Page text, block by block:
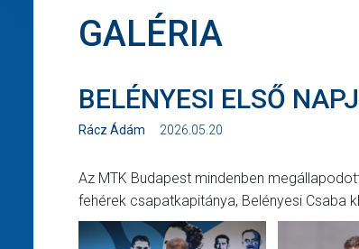
GALÉRIA
BELÉNYESI ELSŐ
Rácz Ádám 2026.05.20
Az MTK Budapest mindenben
fehérek csapatkapitánya, Belényesi Csaba